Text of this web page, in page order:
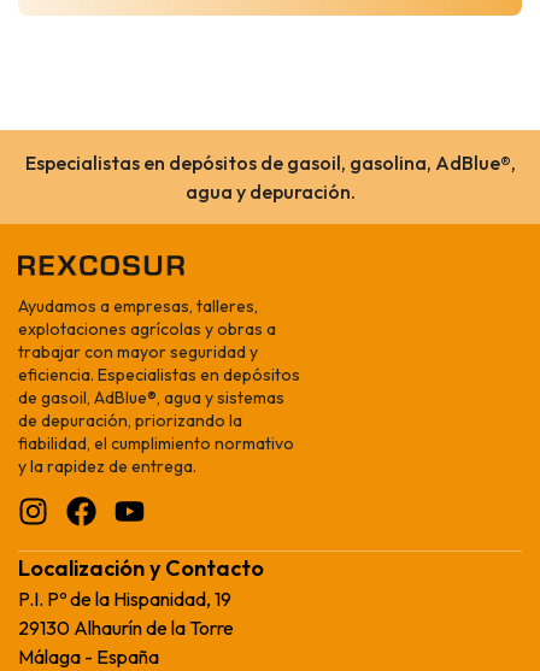
Especialistas en depósitos de gasoil, gasolina, AdBlue®,
agua y depuración.
Ayudamos a empresas, talleres,
explotaciones agrícolas y obras a
trabajar con mayor seguridad y
eficiencia. Especialistas en depósitos
de gasoil, AdBlue®, agua y sistemas
de depuración, priorizando la
fiabilidad, el cumplimiento normativo
y la rapidez de entrega.
Localización y Contacto
P.I. Pº de la Hispanidad, 19
29130 Alhaurín de la Torre
Málaga - España